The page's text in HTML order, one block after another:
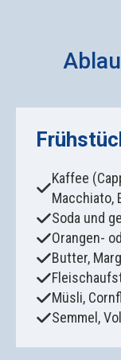
Kaffee
Macchiato,
Soda und
Orangen-
Butter,
Müsli,
Semmel,